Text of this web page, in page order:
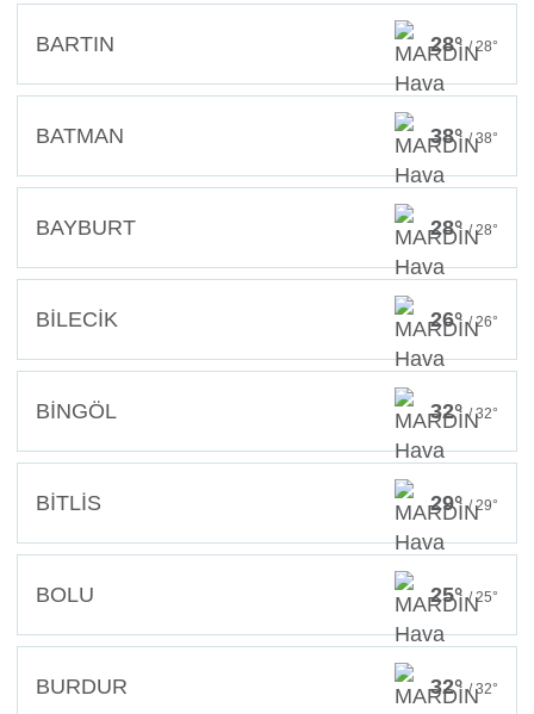
BARTIN 28°/ 28°
BATMAN 38°/ 38°
BAYBURT 28°/ 28°
BİLECİK 26°/ 26°
BİNGÖL 32°/ 32°
BİTLİS 29°/ 29°
BOLU 25°/ 25°
BURDUR 32°/ 32°